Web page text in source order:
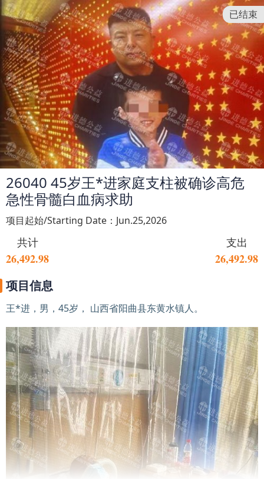
已结束
26040 45岁王*进家庭支柱被确诊高危
急性骨髓白血病求助
项目起始/Starting Date：Jun.25,2026
共计
26,492.98
支出
26,492.98
项目信息
王*进，男，45岁， 山西省阳曲县东黄水镇人。